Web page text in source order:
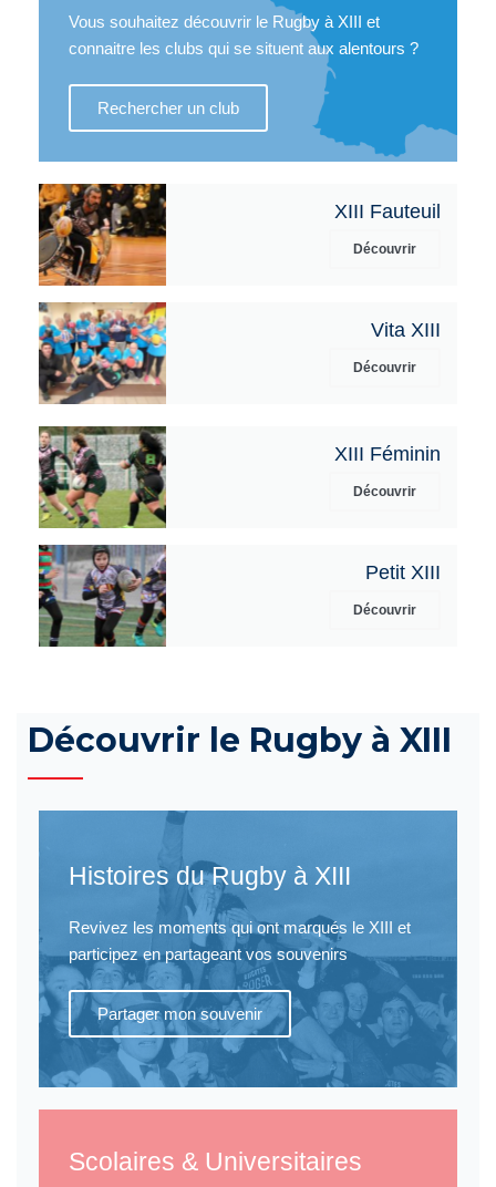
Vous souhaitez découvrir le Rugby à XIII et
connaitre les clubs qui se situent aux alentours ?
Rechercher un club
XIII Fauteuil
Découvrir
Vita XIII
Découvrir
XIII Féminin
Découvrir
Petit XIII
Découvrir
Découvrir le Rugby à XIII
Histoires du Rugby à XIII
Revivez les moments qui ont marqués le XIII et
participez en partageant vos souvenirs
Partager mon souvenir
Scolaires & Universitaires